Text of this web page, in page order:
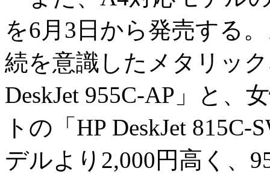
を6月3日から発売する
続を意識したメタリッ
DeskJet 955C-AP」と、
トの「HP DeskJet
デルより2,000円高く、